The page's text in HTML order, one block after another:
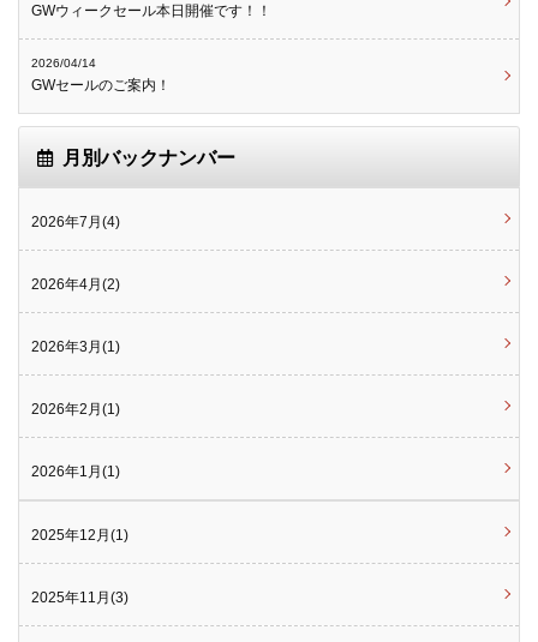
GWウィークセール本日開催です！！
2026/04/14
GWセールのご案内！
月別バックナンバー
2026年7月(4)
2026年4月(2)
2026年3月(1)
2026年2月(1)
2026年1月(1)
2025年12月(1)
2025年11月(3)